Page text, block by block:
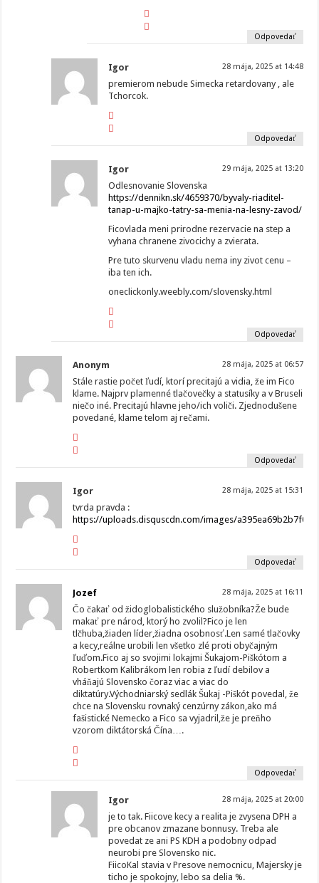
Odpovedať
Igor 28 mája, 2025 at 14:48
premierom nebude Simecka retardovany , ale
Tchorcok.
Odpovedať
Igor 29 mája, 2025 at 13:20
Odlesnovanie Slovenska
https://dennikn.sk/4659370/byvaly-riaditel-
tanap-u-majko-tatry-sa-menia-na-lesny-zavod/
Ficovlada meni prirodne rezervacie na step a
vyhana chranene zivocichy a zvierata.
Pre tuto skurvenu vladu nema iny zivot cenu –
iba ten ich.
oneclickonly.weebly.com/slovensky.html
Odpovedať
Anonym 28 mája, 2025 at 06:57
Stále rastie počet ľudí, ktorí precitajú a vidia, že im Fico
klame. Najprv plamenné tlačovečky a statusíky a v Bruseli
niečo iné. Precitajú hlavne jeho/ich voliči. Zjednodušene
povedané, klame telom aj rečami.
Odpovedať
Igor 28 mája, 2025 at 15:31
tvrda pravda :
https://uploads.disquscdn.com/images/
Odpovedať
Jozef 28 mája, 2025 at 16:11
Čo čakať od židoglobalistického služobníka?Že bude
makať pre národ, ktorý ho zvolil?Fico je len
tlčhuba,žiaden líder,žiadna osobnosť.Len samé tlačovky
a kecy,reálne urobili len všetko zlé proti obyčajným
ľuďom.Fico aj so svojimi lokajmi Šukajom-Piškótom a
Robertkom Kalibrákom len robia z ľudí debilov a
vháňajú Slovensko čoraz viac a viac do
diktatúry.Východniarský sedlák Šukaj -Piškót povedal, že
chce na Slovensku rovnaký cenzúrny zákon,ako má
fašistické Nemecko a Fico sa vyjadril,že je preňho
vzorom diktátorská Čína….
Odpovedať
Igor 28 mája, 2025 at 20:00
je to tak. Fiicove kecy a realita je zvysena DPH a
pre obcanov zmazane bonnusy. Treba ale
povedat ze ani PS KDH a podobny odpad
neurobi pre Slovensko nic.
FiicoKal stavia v Presove nemocnicu, Majersky je
ticho je spokojny, lebo sa delia %.